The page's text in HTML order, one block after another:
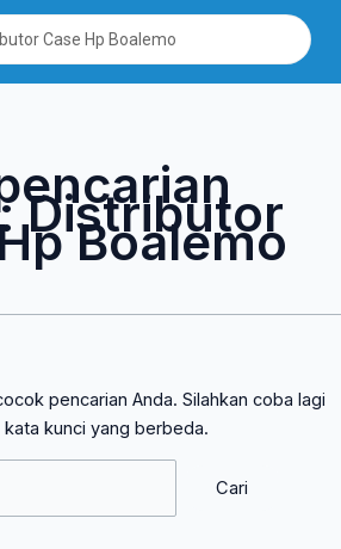
Distributor
Boalemo
pencarian Anda. Silahkan coba lagi
kata kunci yang berbeda.